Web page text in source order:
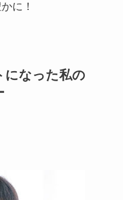
に！
になった私の